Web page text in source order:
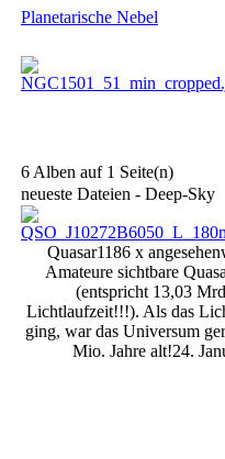
Planetarische Nebel
6 Alben auf 1 Seite(n)
neueste Dateien - Deep-Sky
Quasar1186 x angesehen
Amateure sichtbare
(entspricht 13,03
Lichtlaufzeit!!!). Als das
ging, war das Universum
Mio. Jahre alt!24.